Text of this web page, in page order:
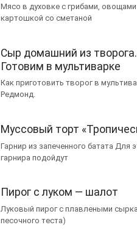
Мясо в духовке с грибами, овощами
картошкой со сметаной
Сыр домашний из творога.
Готовим в мультиварке
Как приготовить творог в
Редмонд.
Муссовый торт
Гарнир из запеченного батата Для
гарнира подойдут
Пирог с луком — шалот
Луковый пирог с плавлеными
песочного теста)